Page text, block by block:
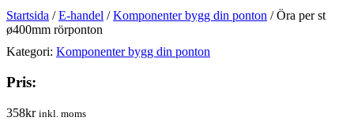
Startsida /E-handel /Komponenter bygg din ponton /Öra per st
ø400mm rörponton
Kategori: Komponenter bygg din ponton
Pris:
358kr inkl. moms